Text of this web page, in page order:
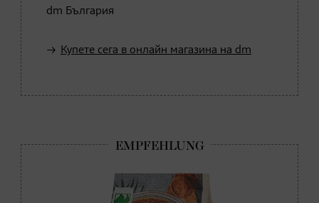
dm България
Купете сега в онлайн магазина на dm